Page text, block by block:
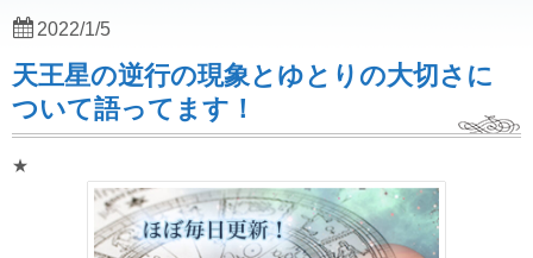
天王星の逆行の現象とゆとりの大切さに
ついて語ってます！
★
2022/1/5